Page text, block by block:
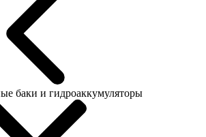
баки и гидроаккумуляторы